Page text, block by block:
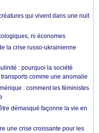
qui vivent dans une nuit
ni économes
la crise russo-ukrainienne
: pourquoi la société
comme une anomalie
: comment les féministes
démasqué façonne la vie en
une crise croissante pour les